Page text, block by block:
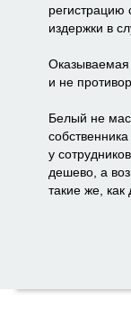
регистрацию
издержки в
Оказываемая
и не
Белый не
у
дешево, а
такие же, как